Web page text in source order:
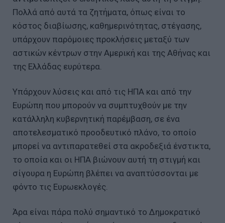
Πολλά από αυτά τα ζητήματα, όπως είναι το
κόστος διαβίωσης, καθημερινότητας, στέγασης,
υπάρχουν παρόμοιες προκλήσεις μεταξύ των
αστικών κέντρων στην Αμερική και της Αθήνας και
της Ελλάδας ευρύτερα.
Υπάρχουν λύσεις και από τις ΗΠΑ και από την
Ευρώπη που μπορούν να συμπτυχθούν με την
κατάλληλη κυβερνητική παρέμβαση, σε ένα
αποτελεσματικό προοδευτικό πλάνο, το οποίο
μπορεί να αντιπαρατεθεί στα ακροδεξιά ένστικτα,
το οποία και οι ΗΠΑ βιώνουν αυτή τη στιγμή και
σίγουρα η Ευρώπη βλέπει να αναπτύσσονται με
φόντο τις Ευρωεκλογές.
Άρα είναι πάρα πολύ σημαντικό το Δημοκρατικό